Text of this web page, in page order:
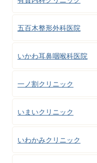
五百木整形外科医院
いかわ耳鼻咽喉科医院
一ノ割クリニック
いまいクリニック
いわかみクリニック